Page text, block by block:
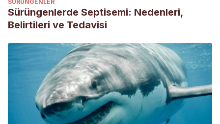
Spurrier, M. F., Boyce, M. S., & Manly, B. F. (1994). Lek
behaviour in captive sage grouse Centrocercus
Evolution.berkeley.edu. (2020).La selección sexual.
[online] Available at:
https://evolution.berkeley.edu/evolibrary/article/0_0_0/
SÜRÜNGENLER
Sürüngenlerde Septisemi: Nedenleri,
Belirtileri ve Tedavisi